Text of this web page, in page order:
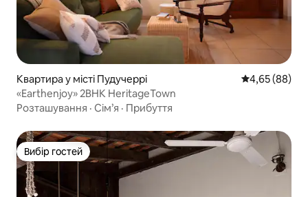
Квартира у місті Пудучеррі Середня
4,65 (88)
«Earthenjoy» 2BHK HeritageTown
Розташування · Сім’я · Прибуття
Вибір гостей
Вибір гостей